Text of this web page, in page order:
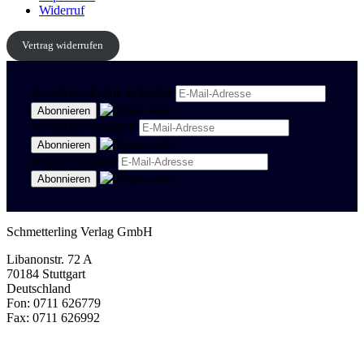
Widerruf
Vertrag widerrufen
Newsletter Politik & Kultur
Newsletter Spanisch
Region Stuttgart
Schmetterling Verlag GmbH
Libanonstr. 72 A
70184 Stuttgart
Deutschland
Fon: 0711 626779
Fax: 0711 626992